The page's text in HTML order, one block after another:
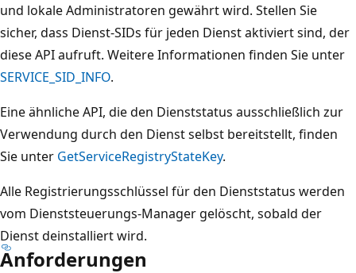
und lokale Administratoren gewährt wird. Stellen Sie
sicher, dass Dienst-SIDs für jeden Dienst aktiviert sind, der
diese API aufruft. Weitere Informationen finden Sie unter
SERVICE_SID_INFO.
Eine ähnliche API, die den Dienststatus ausschließlich zur
Verwendung durch den Dienst selbst bereitstellt, finden
Sie unter GetServiceRegistryStateKey.
Alle Registrierungsschlüssel für den Dienststatus werden
vom Dienststeuerungs-Manager gelöscht, sobald der
Dienst deinstalliert wird.
Anforderungen